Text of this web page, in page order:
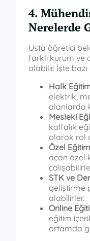
4.
Nerelerde
Usta öğretici
farklı kurum ve
alabilir. İşte
Halk
elektrik,
alanlarda
Mesleki
kalfalık
olarak rol
Özel
açan özel
STK ve
geliştirme
alabilirler.
Online
eğitim
ortamda